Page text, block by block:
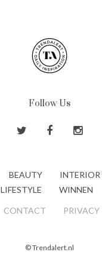
Follow Us
BEAUTY INTERIOR
LIFESTYLE WINNEN
CONTACT PRIVACY
© Trendalert.nl